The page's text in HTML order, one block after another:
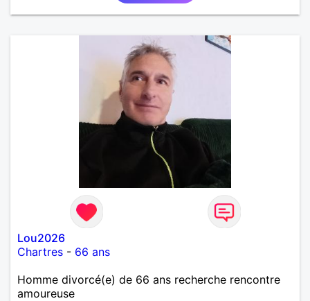
Lou2026
Chartres - 66 ans
Homme divorcé(e) de 66 ans recherche rencontre
amoureuse